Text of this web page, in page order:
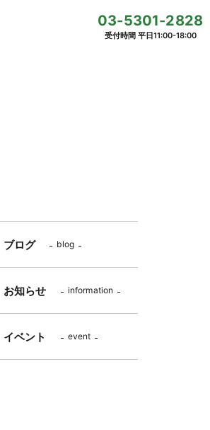
03-5301-2828
受付時間 平日11:00-18:00
ブログ blog
お知らせ information
イベント event